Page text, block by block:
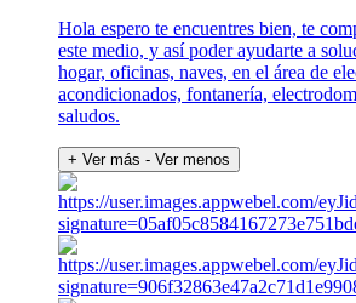
Hola espero te encuentres bien, te
este medio, y así poder ayudarte a
hogar, oficinas, naves, en el área de
acondicionados, fontanería,
saludos.
+ Ver más - Ver menos